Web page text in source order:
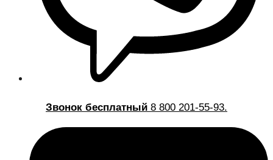
Звонок бесплатный 8 800 201-55-93.